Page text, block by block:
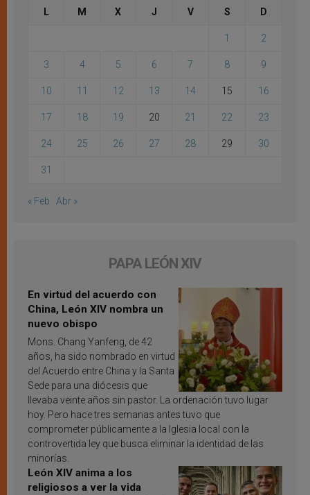
L M X J V S D
1 2
3 4 5 6 7 8 9
10 11 12 13 14 15 16
17 18 19 20 21 22 23
24 25 26 27 28 29 30
31
« Feb Abr »
PAPA LEÓN XIV
En virtud del acuerdo con
China, León XIV nombra un
nuevo obispo
Mons. Chang Yanfeng, de 42
años, ha sido nombrado en virtud
del Acuerdo entre China y la Santa
Sede para una diócesis que
llevaba veinte años sin pastor. La ordenación tuvo lugar
hoy. Pero hace tres semanas antes tuvo que
comprometer públicamente a la Iglesia local con la
controvertida ley que busca eliminar la identidad de las
minorías.
León XIV anima a los
religiosos a ver la vida